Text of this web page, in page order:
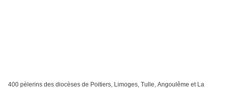
400 pèlerins des diocèses de Poitiers, Limoges, Tulle, Angoulême et La